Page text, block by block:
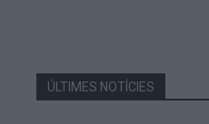
ÚLTIMES NOTÍCIES